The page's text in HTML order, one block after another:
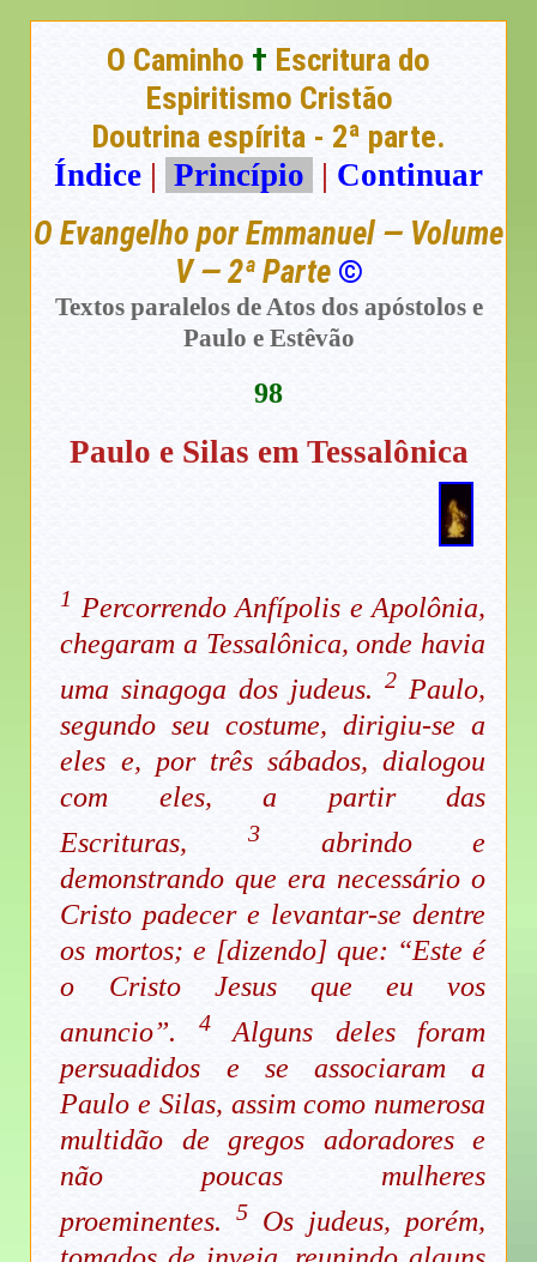
O Caminho † Escritura do
Espiritismo Cristão
Doutrina espírita - 2ª parte.
Índice | Princípio | Continuar
O Evangelho por Emmanuel — Volume
V — 2ª Parte ©
Textos paralelos de Atos dos apóstolos e
Paulo e Estêvão
98
Paulo e Silas em Tessalônica
1 Percorrendo Anfípolis e Apolônia,
chegaram a Tessalônica, onde havia
uma sinagoga dos judeus.2 Paulo,
segundo seu costume, dirigiu-se a
eles e, por três sábados, dialogou
com eles, a partir das
Escrituras,3 abrindo e
demonstrando que era necessário o
Cristo padecer e levantar-se dentre
os mortos; e [dizendo] que: “Este é
o Cristo Jesus que eu vos
anuncio”. 4Alguns deles foram
persuadidos e se associaram a
Paulo e Silas, assim como numerosa
multidão de gregos adoradores e
não poucas mulheres
proeminentes.5 Os judeus, porém,